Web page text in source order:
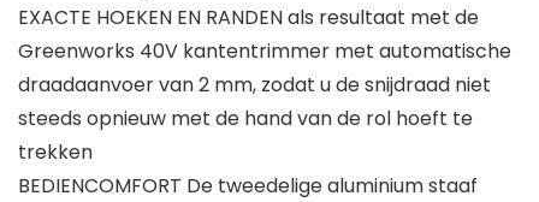
EXACTE HOEKEN EN RANDEN als resultaat met de
Greenworks 40V kantentrimmer met automatische
draadaanvoer van 2 mm, zodat u de snijdraad niet
steeds opnieuw met de hand van de rol hoeft te
trekken
BEDIENCOMFORT De tweedelige aluminium staaf